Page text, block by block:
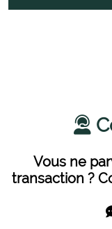
Vous ne
transaction ?